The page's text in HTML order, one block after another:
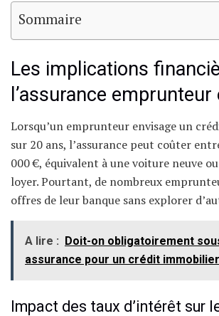
Sommaire
Les implications
l’assurance
Lorsqu’un emprunteur envisage un
sur 20 ans, l’assurance peut coûter
000 €, équivalent à une voiture neuve
loyer. Pourtant, de nombreux
offres de leur banque sans explorer
A lire :
Doit-on obligatoirement
assurance pour un crédit
Impact des taux d’intérêt sur